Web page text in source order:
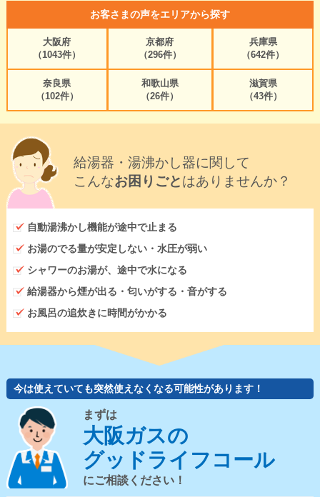
お客さまの声をエリアから探す
大阪府
（1043件）
京都府
（296件）
兵庫県
（642件）
奈良県
（102件）
和歌山県
（26件）
滋賀県
（43件）
給湯器・湯沸かし器に関して
こんなお困りごとはありませんか？
自動湯沸かし機能が途中で止まる
お湯のでる量が安定しない・水圧が弱い
シャワーのお湯が、途中で水になる
給湯器から煙が出る・匂いがする・音がする
お風呂の追炊きに時間がかかる
今は使えていても突然使えなくなる可能性があります！
まずは
大阪ガスの
グッドライフコール
にご相談ください！